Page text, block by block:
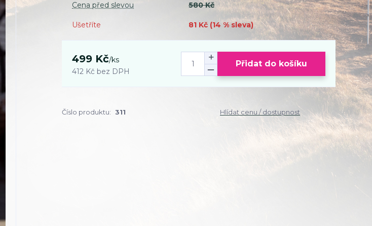
Cena před slevou 580 Kč
Ušetříte 81 Kč (14 % sleva)
499 Kč/ks
412 Kč bez DPH
Přidat do košíku
Číslo produktu: 311 Hlídat cenu / dostupnost